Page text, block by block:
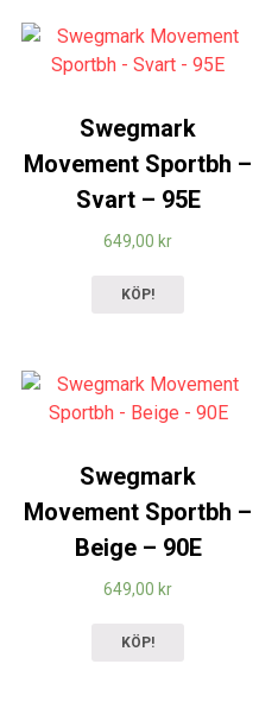
Swegmark
Movement Sportbh –
Svart – 95E
649,00 kr
KÖP!
Swegmark
Movement Sportbh –
Beige – 90E
649,00 kr
KÖP!